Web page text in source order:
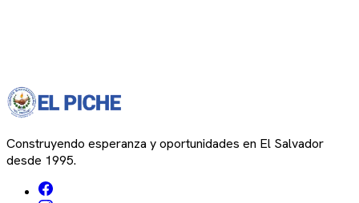
Construyendo esperanza y oportunidades en El Salvador
desde 1995.